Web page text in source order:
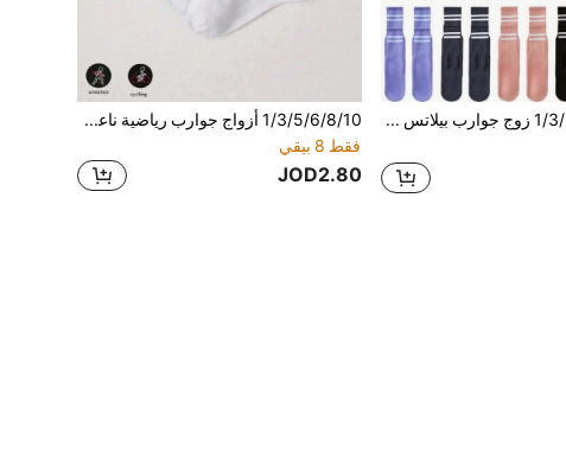
1/3/5/6/10 زوج جوارب بيلاتس مانعة للانزلاق، جوارب بيلاتس مانعة للانزلاق للسيدات، جوارب بيلاتس لاصقة، جوارب يوغا مع قبضة، جوارب رياضية باللون الأسود والأبيض والوردي
1/3/5/6/8/10 أزواج جوارب رياضية ناعمة ومريحة للرجال والنساء، جوارب طويلة للنساء، ملابس كاجوال وعملية يومية، جوارب رياضية باللونين الأسود والأبيض، الربيع والصيف والخريف والشتاء
فقط 8 بيقي
JOD2.80